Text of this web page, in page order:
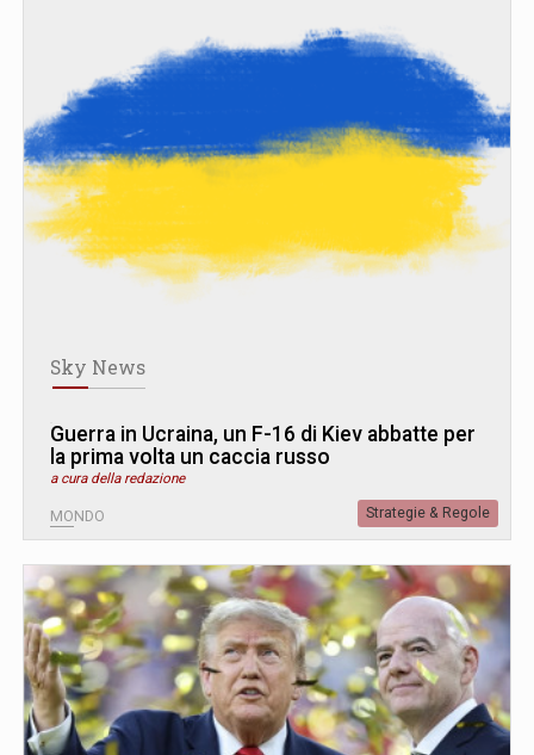
Sky News
Guerra in Ucraina, un F-16 di Kiev abbatte per
la prima volta un caccia russo
a cura della redazione
MONDO Strategie & Regole